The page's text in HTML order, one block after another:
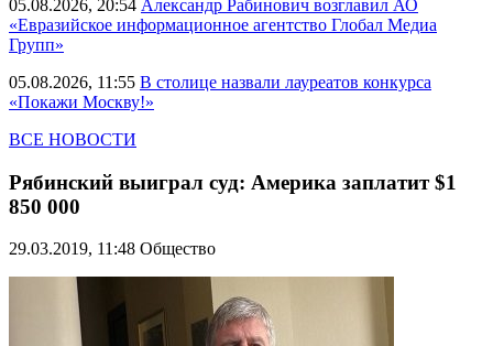
05.08.2026, 20:54 Александр Рабинович возглавил АО
«Евразийское информационное агентство Глобал Медиа
Групп»
05.08.2026, 11:55 В столице назвали лауреатов конкурса
«Покажи Москву!»
ВСЕ НОВОСТИ
Рябинский выиграл суд: Америка заплатит $1
850 000
29.03.2019, 11:48 Общество